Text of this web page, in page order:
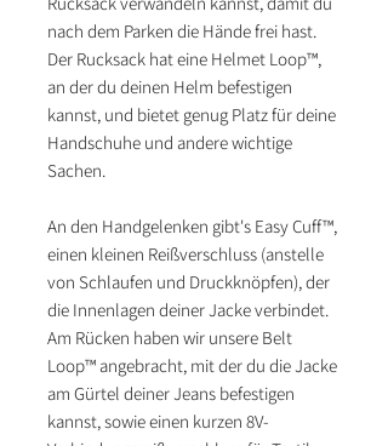
nach dem Parken die Hände frei hast.
Der Rucksack hat eine Helmet Loop™,
an der du deinen Helm befestigen
kannst, und bietet genug Platz für deine
Handschuhe und andere wichtige
Sachen.
An den Handgelenken gibt's Easy Cuff™,
einen kleinen Reißverschluss (anstelle
von Schlaufen und Druckknöpfen), der
die Innenlagen deiner Jacke verbindet.
Am Rücken haben wir unsere Belt
Loop™ angebracht, mit der du die Jacke
am Gürtel deiner Jeans befestigen
kannst, sowie einen kurzen 8V-